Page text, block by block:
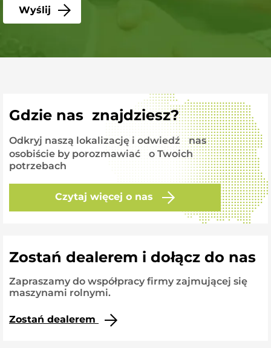
Gdzie nas znajdziesz?
Odkryj naszą lokalizację i odwiedź nas
osobiście by porozmawiać o Twoich
potrzebach
Czytaj więcej o nas
Zostań dealerem i dołącz do nas
Zapraszamy do współpracy firmy zajmującej się
maszynami rolnymi.
Zostań dealerem